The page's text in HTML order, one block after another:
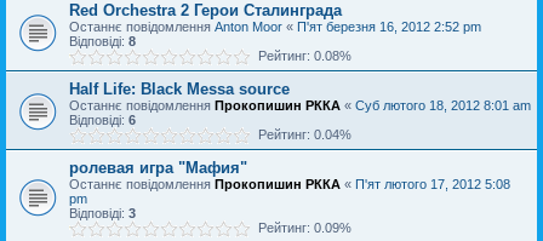
Red Orchestra 2 Герои Сталинграда
Останнє повідомлення Anton Moor « П'ят березня 16, 2012 2:52 pm
Відповіді: 8
Рейтинг: 0.08%
Half Life: Black Messa source
Останнє повідомлення Прокопишин РККА « Суб лютого 18, 2012 8:01 am
Відповіді: 6
Рейтинг: 0.04%
ролевая игра "Мафия"
Останнє повідомлення Прокопишин РККА « П'ят лютого 17, 2012 5:08
pm
Відповіді: 3
Рейтинг: 0.09%